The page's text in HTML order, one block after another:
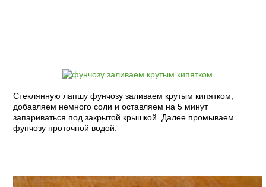
Стеклянную лапшу фунчозу заливаем крутым кипятком,
добавляем немного соли и оставляем на 5 минут
запариваться под закрытой крышкой. Далее промываем
фунчозу проточной водой.